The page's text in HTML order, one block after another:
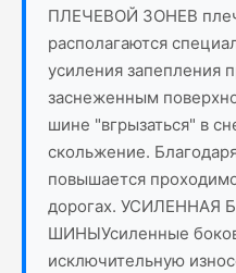
ПЛЕЧЕВОЙ ЗОНЕВ
располагаются
усиления запепления
заснеженным
шине "вгрызаться" в
скольжение.
повышается
дорогах. УСИЛЕННАЯ
ШИНЫУсиленные
исключительную